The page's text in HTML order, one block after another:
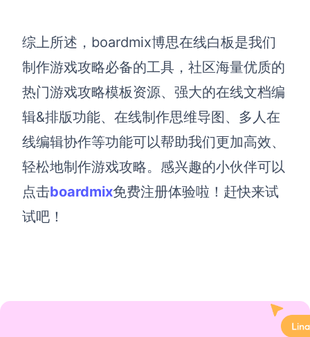
综上所述，boardmix博思在线白板是我们
制作游戏攻略必备的工具，社区海量优质的
热门游戏攻略模板资源、强大的在线文档编
辑&排版功能、在线制作思维导图、多人在
线编辑协作等功能可以帮助我们更加高效、
轻松地制作游戏攻略。感兴趣的小伙伴可以
点击boardmix免费注册体验啦！赶快来试
试吧！